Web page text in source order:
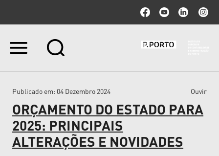
Ir
Ir
navegação
Publicado em: 04 Dezembro 2024 Ouvir
ORÇAMENTO DO ESTADO PARA
2025: PRINCIPAIS
ALTERAÇÕES E NOVIDADES